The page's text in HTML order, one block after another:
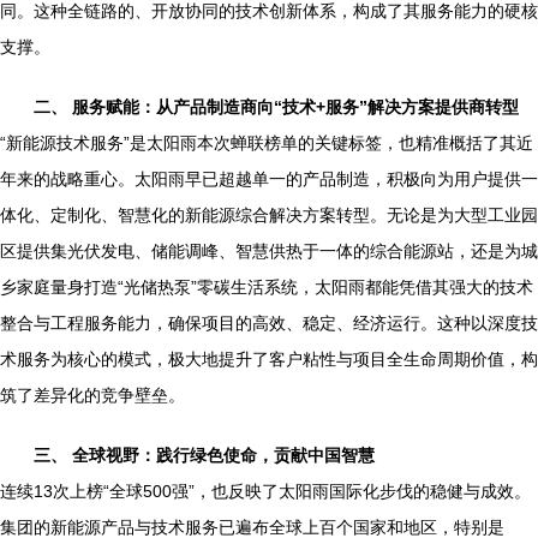
同。这种全链路的、开放协同的技术创新体系，构成了其服务能力的硬核
支撑。
二、 服务赋能：从产品制造商向“技术+服务”解决方案提供商转型
“新能源技术服务”是太阳雨本次蝉联榜单的关键标签，也精准概括了其近
年来的战略重心。太阳雨早已超越单一的产品制造，积极向为用户提供一
体化、定制化、智慧化的新能源综合解决方案转型。无论是为大型工业园
区提供集光伏发电、储能调峰、智慧供热于一体的综合能源站，还是为城
乡家庭量身打造“光储热泵”零碳生活系统，太阳雨都能凭借其强大的技术
整合与工程服务能力，确保项目的高效、稳定、经济运行。这种以深度技
术服务为核心的模式，极大地提升了客户粘性与项目全生命周期价值，构
筑了差异化的竞争壁垒。
三、 全球视野：践行绿色使命，贡献中国智慧
连续13次上榜“全球500强”，也反映了太阳雨国际化步伐的稳健与成效。
集团的新能源产品与技术服务已遍布全球上百个国家和地区，特别是